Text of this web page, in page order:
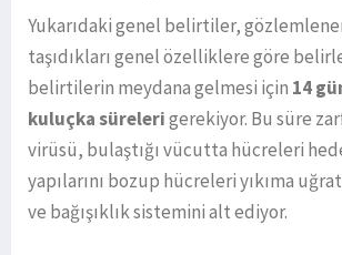
Yukarıdaki genel belirtiler,
taşıdıkları genel özelliklere göre
belirtilerin meydana gelmesi için 14
kuluçka sürelerigerekiyor. Bu süre
virüsü, bulaştığı vücutta hücreleri
yapılarını bozup hücreleri yıkıma
ve bağışıklık sistemini alt ediyor.